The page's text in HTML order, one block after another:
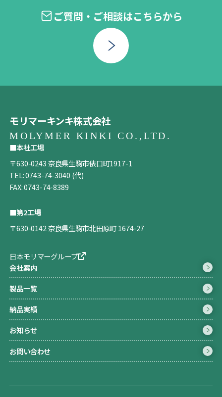
ご質問・ご相談はこちらから
モリマーキンキ株式会社
■本社工場
〒630-0243 奈良県生駒市俵口町1917-1
TEL:0743-74-3040 (代)
FAX: 0743-74-8389
■第2工場
〒630-0142 奈良県生駒市北田原町 1674-27
日本モリマーグループ
会社案内
製品一覧
納品実績
お知らせ
お問い合わせ